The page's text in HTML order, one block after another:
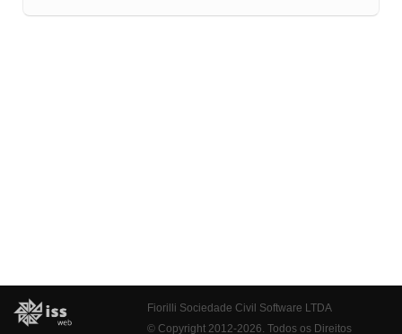
Fiorilli Sociedade Civil Software LTDA
© Copyright 2012-2026. Todos os Direitos